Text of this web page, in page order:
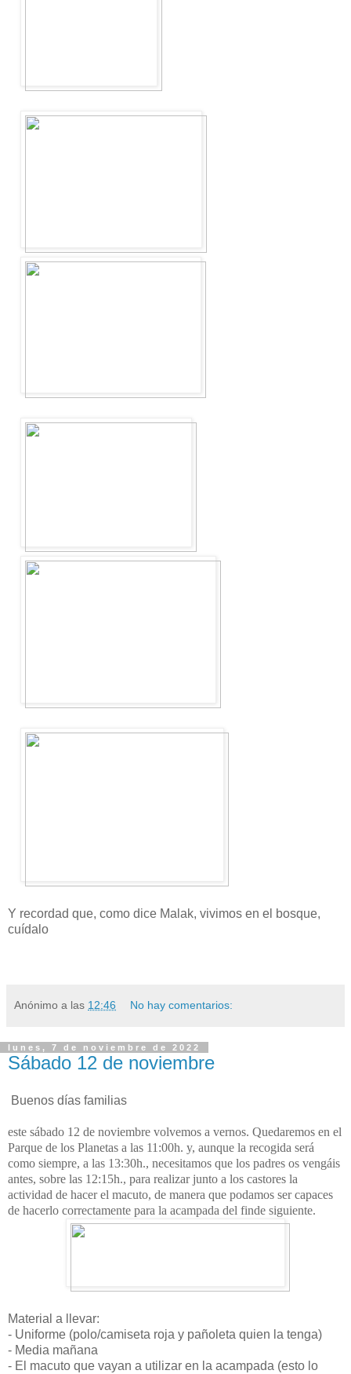
Y recordad que, como dice Malak, vivimos en el bosque,
cuídalo
Anónimo a las 12:46 No hay comentarios:
lunes, 7 de noviembre de 2022
Sábado 12 de noviembre
Buenos días familias
este sábado 12 de noviembre volvemos a vernos. Quedaremos en el
Parque de los Planetas a las 11:00h. y, aunque la recogida será
como siempre, a las 13:30h., necesitamos que los padres os vengáis
antes, sobre las 12:15h., para realizar junto a los castores la
actividad de hacer el macuto, de manera que podamos ser capaces
de hacerlo correctamente para la acampada del finde siguiente.
Material a llevar:
- Uniforme (polo/camiseta roja y pañoleta quien la tenga)
- Media mañana
- El macuto que vayan a utilizar en la acampada (esto lo